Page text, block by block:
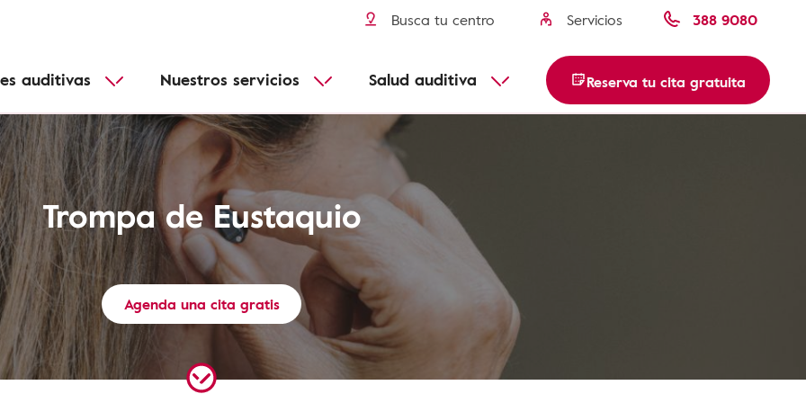
Busca tu centro Servicios 388 9080
auditivas Adecuado para todos
Nuestros servicios Salud auditiva
Reserva tu cita gratuita
Trompa de Eustaquio
Agenda una cita gratis